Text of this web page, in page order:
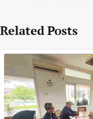
Related Posts